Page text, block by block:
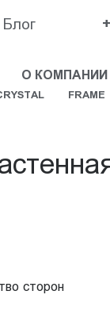
Блог
О КОМПАНИИ
FRAME
сторон